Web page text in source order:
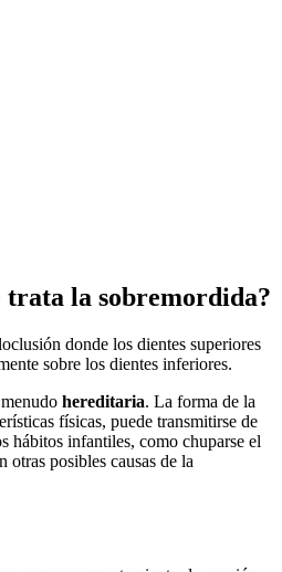
trata la sobremordida?
donde los dientes superiores
sobre los dientes inferiores.
hereditaria. La forma de la
físicas, puede transmitirse de
hábitos infantiles, como chuparse el
otras posibles causas de la